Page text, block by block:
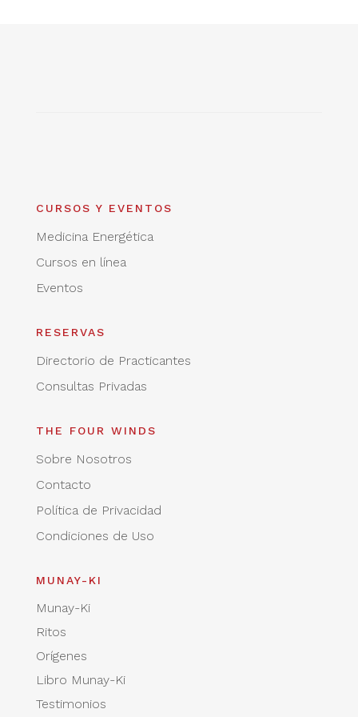
CURSOS Y EVENTOS
Medicina Energética
Cursos en línea
Eventos
RESERVAS
Directorio de Practicantes
Consultas Privadas
THE FOUR WINDS
Sobre Nosotros
Contacto
Política de Privacidad
Condiciones de Uso
MUNAY-KI
Munay-Ki
Ritos
Orígenes
Libro Munay-Ki
Testimonios